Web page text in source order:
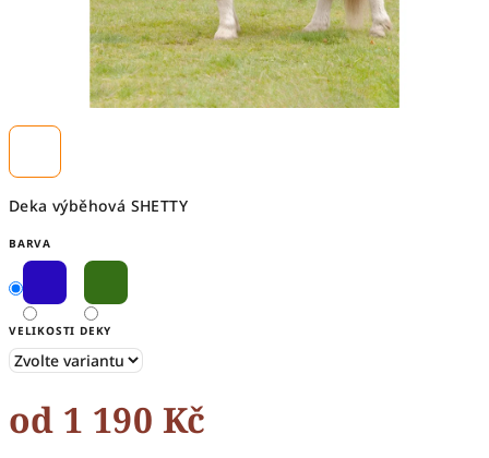
Deka výběhová SHETTY
BARVA
VELIKOSTI DEKY
od 1 190 Kč